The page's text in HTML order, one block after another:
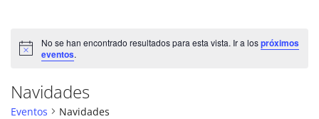
Aviso
No se han encontrado resultados para esta vista. Ir a lospróximos
eventos.
Navidades
Eventos Navidades